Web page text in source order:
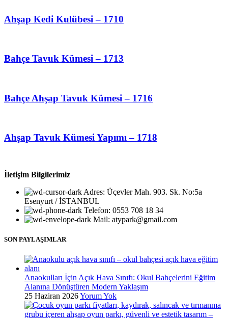
Ahşap Kedi Kulübesi – 1710
Bahçe Tavuk Kümesi – 1713
Bahçe Ahşap Tavuk Kümesi – 1716
Ahşap Tavuk Kümesi Yapımı – 1718
İletişim Bilgilerimiz
Adres: Üçevler Mah. 903. Sk. No:5a
Esenyurt / İSTANBUL
Telefon: 0553 708 18 34
Mail: atypark@gmail.com
SON PAYLAŞIMLAR
Anaokulları İçin Açık Hava Sınıfı: Okul Bahçelerini Eğitim
Alanına Dönüştüren Modern Yaklaşım
25 Haziran 2026Yorum Yok